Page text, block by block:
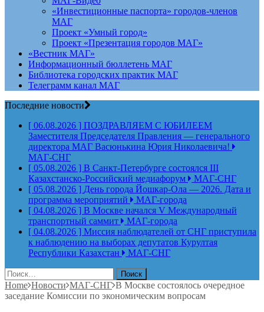
«Инвестиционные паспорта» городов-членов
МАГ
Проект «Умный город»
Проект «Презентация городов МАГ»
«Вестник МАГ»
Информационный бюллетень МАГ
Библиотека городских практик МАГ
Телеграмм канал МАГ
Последние новости
[ 06.08.2026 ] ПОЗДРАВЛЯЕМ С ЮБИЛЕЕМ
Заместителя Председателя Правления — генерального
директора МАГ Васюнькина Юрия Николаевича!
МАГ-СНГ
[ 05.08.2026 ] В Санкт-Петербурге состоялся III
Казахстанско-Российский медиафорум
МАГ-СНГ
[ 05.08.2026 ] День города Йошкар-Ола — 2026. Дата и
программа мероприятий
МАГ-города
[ 04.08.2026 ] В Москве начался V Международный
транспортный саммит
МАГ-города
[ 04.08.2026 ] Миссия наблюдателей от СНГ приступила
к наблюдению на выборах депутатов Курултая
Республики Казахстан
МАГ-СНГ
Найти:
Home Новости МАГ-СНГ В Москве состоялось очередное
заседание Комиссии по экономическим вопросам